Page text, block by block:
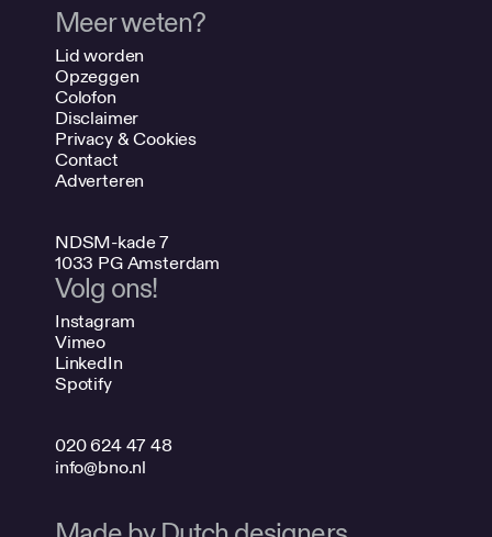
Meer weten?
Lid worden
Opzeggen
Colofon
Disclaimer
Privacy & Cookies
Contact
Adverteren
NDSM-kade 7
1033 PG Amsterdam
Volg ons!
Instagram
Vimeo
LinkedIn
Spotify
020 624 47 48
info@bno.nl